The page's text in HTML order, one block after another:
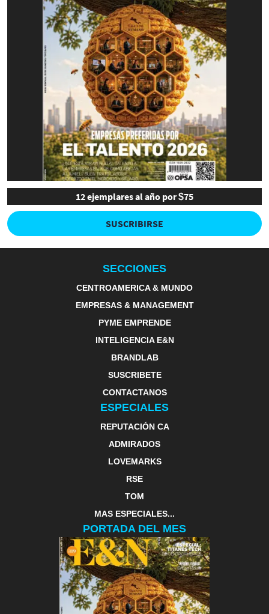
12 ejemplares al año por $75
SUSCRIBIRSE
SECCIONES
CENTROAMERICA & MUNDO
EMPRESAS & MANAGEMENT
PYME EMPRENDE
INTELIGENCIA E&N
BRANDLAB
SUSCRIBETE
CONTACTANOS
ESPECIALES
REPUTACIÓN CA
ADMIRADOS
LOVEMARKS
RSE
TOM
MAS ESPECIALES...
PORTADA DEL MES